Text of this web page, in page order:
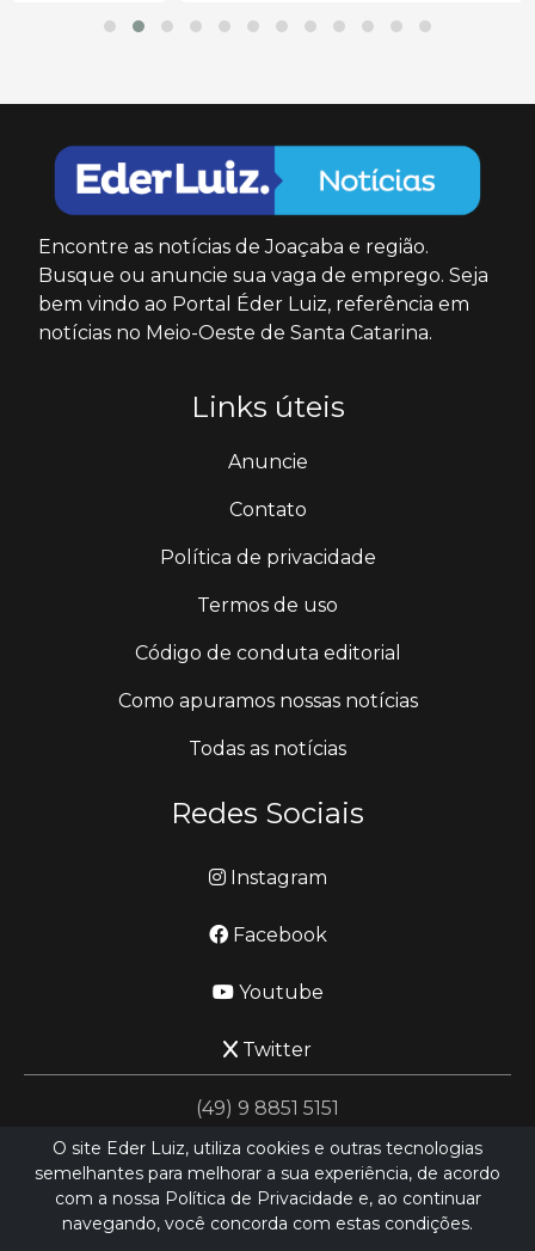
Encontre as notícias de Joaçaba e região.
Busque ou anuncie sua vaga de emprego. Seja
bem vindo ao Portal Éder Luiz, referência em
notícias no Meio-Oeste de Santa Catarina.
Links úteis
Anuncie
Contato
Política de privacidade
Termos de uso
Código de conduta editorial
Como apuramos nossas notícias
Todas as notícias
Redes Sociais
Instagram
Facebook
Youtube
Twitter
(49) 9 8851 5151
jornalismo@ederluiz.com.vc
O site Eder Luiz, utiliza cookies e outras tecnologias
semelhantes para melhorar a sua experiência, de acordo
com a nossa Política de Privacidade e, ao continuar
navegando, você concorda com estas condições.